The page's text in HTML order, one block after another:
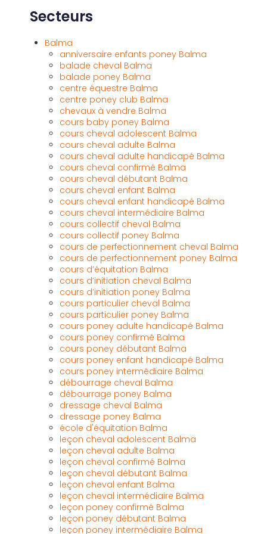
Secteurs
Balma
anniversaire enfants poney Balma
balade cheval Balma
balade poney Balma
centre équestre Balma
centre poney club Balma
chevaux à vendre Balma
cours baby poney Balma
cours cheval adolescent Balma
cours cheval adulte Balma
cours cheval adulte handicapé Balma
cours cheval confirmé Balma
cours cheval débutant Balma
cours cheval enfant Balma
cours cheval enfant handicapé Balma
cours cheval intermédiaire Balma
cours collectif cheval Balma
cours collectif poney Balma
cours de perfectionnement cheval Balma
cours de perfectionnement poney Balma
cours d’équitation Balma
cours d’initiation cheval Balma
cours d’initiation poney Balma
cours particulier cheval Balma
cours particulier poney Balma
cours poney adulte handicapé Balma
cours poney confirmé Balma
cours poney débutant Balma
cours poney enfant handicapé Balma
cours poney intermédiaire Balma
débourrage cheval Balma
débourrage poney Balma
dressage cheval Balma
dressage poney Balma
école d'équitation Balma
leçon cheval adolescent Balma
leçon cheval adulte Balma
leçon cheval confirmé Balma
leçon cheval débutant Balma
leçon cheval enfant Balma
leçon cheval intermédiaire Balma
leçon poney confirmé Balma
leçon poney débutant Balma
leçon poney intermédiaire Balma